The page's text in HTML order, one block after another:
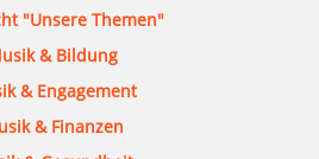
"Unsere Themen"
& Bildung
& Engagement
& Finanzen